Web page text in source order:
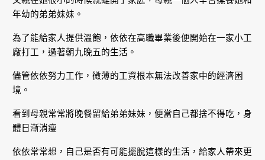
年幼的弟弟妹妹。
為了能給家人提供溫飽，依依在高職畢業後便開始在一家小工
廠打工，過著朝九晚五的生活。
儘管依依努力工作，微薄的工資根本無法改善家中的經濟困
境。
看到母親常常將晚餐留給弟弟妹妹，便當自己都捨不得吃，身
體日漸消瘦
依依常常想，自己是否有可能擺脫這樣的生活，給家人帶來更